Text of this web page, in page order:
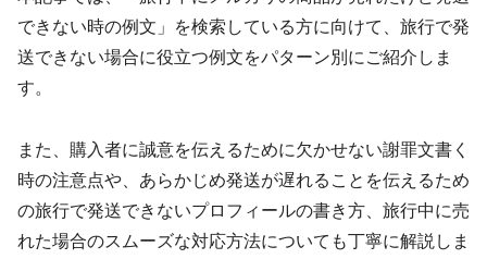
できない時の例文」を検索している方に向けて、旅行で発
送できない場合に役立つ例文をパターン別にご紹介しま
す。
また、購入者に誠意を伝えるために欠かせない謝罪文書く
時の注意点や、あらかじめ発送が遅れることを伝えるため
の旅行で発送できないプロフィールの書き方、旅行中に売
れた場合のスムーズな対応方法についても丁寧に解説しま